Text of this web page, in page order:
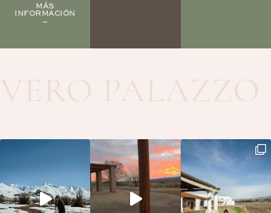
MÁS
INFORMACIÓN
→